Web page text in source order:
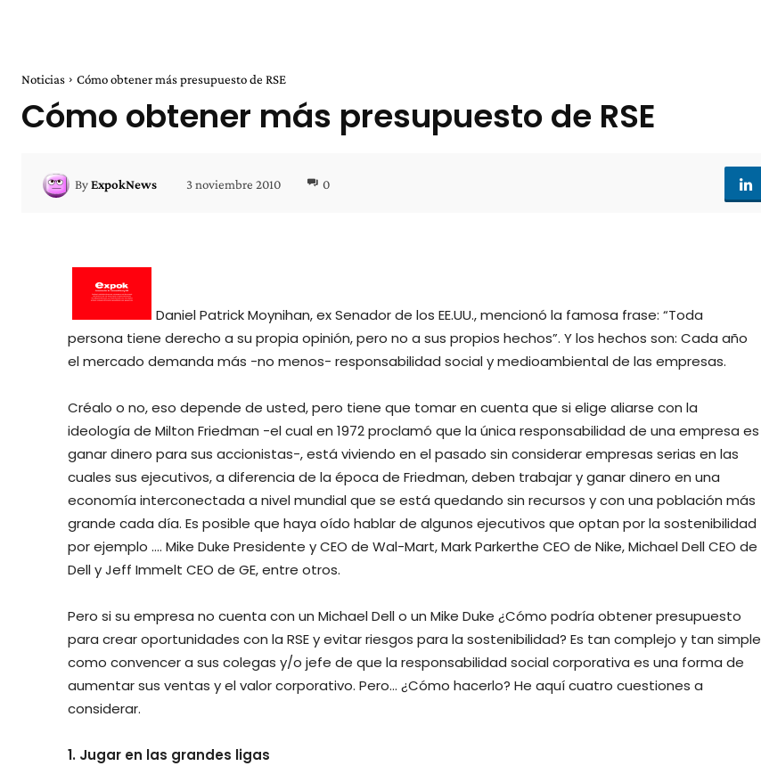
Noticias Cómo obtener más presupuesto de RSE
Cómo obtener más presupuesto de RSE
ByExpokNews 3 noviembre 2010 0
Daniel Patrick Moynihan, ex Senador de los EE.UU., mencionó la famosa frase: “Toda
persona tiene derecho a su propia opinión, pero no a sus propios hechos”. Y los hechos son: Cada año
el mercado demanda más -no menos- responsabilidad social y medioambiental de las empresas.
Créalo o no, eso depende de usted, pero tiene que tomar en cuenta que si elige aliarse con la
ideología de Milton Friedman -el cual en 1972 proclamó que la única responsabilidad de una empresa es
ganar dinero para sus accionistas-, está viviendo en el pasado sin considerar empresas serias en las
cuales sus ejecutivos, a diferencia de la época de Friedman, deben trabajar y ganar dinero en una
economía interconectada a nivel mundial que se está quedando sin recursos y con una población más
grande cada día. Es posible que haya oído hablar de algunos ejecutivos que optan por la sostenibilidad
por ejemplo …. Mike Duke Presidente y CEO de Wal-Mart, Mark Parkerthe CEO de Nike, Michael Dell CEO de
Dell y Jeff Immelt CEO de GE, entre otros.
Pero si su empresa no cuenta con un Michael Dell o un Mike Duke ¿Cómo podría obtener presupuesto
para crear oportunidades con la RSE y evitar riesgos para la sostenibilidad? Es tan complejo y tan simple
como convencer a sus colegas y/o jefe de que la responsabilidad social corporativa es una forma de
aumentar sus ventas y el valor corporativo. Pero… ¿Cómo hacerlo? He aquí cuatro cuestiones a
considerar.
1. Jugar en las grandes ligas